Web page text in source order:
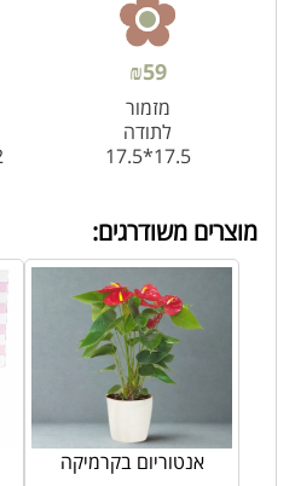
₪59
מזמור
לתודה
17.5*17.5
מוצרים משודרגים:
אנטוריום בקרמיקה